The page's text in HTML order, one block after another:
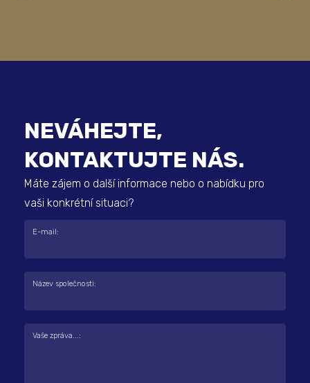
NEVÁHEJTE,
KONTAKTUJTE NÁS.
Máte zájem o další informace nebo o nabídku pro
vaši konkrétní situaci?
E-mail:
Název společnosti:
Vaše zpráva...: